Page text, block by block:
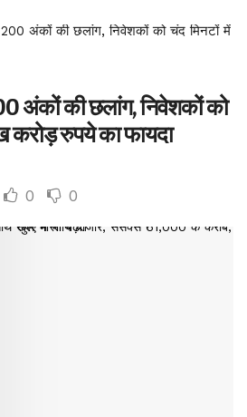
अंकों की छलांग, निवेशकों को चंद मिनटों में
अंकों की छलांग, निवेशकों को
करोड़ रुपये का फायदा
0 0